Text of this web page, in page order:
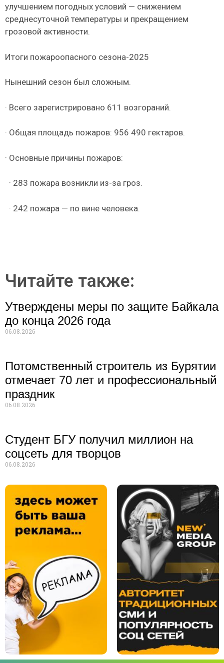
улучшением погодных условий — снижением
среднесуточной температуры и прекращением
грозовой активности.
Итоги пожароопасного сезона-2025
Нынешний сезон был сложным.
· Всего зарегистрировано 611 возгораний.
· Общая площадь пожаров: 956 490 гектаров.
· Основные причины пожаров:
· 283 пожара возникли из-за гроз.
· 242 пожара — по вине человека.
Читайте также:
Утверждены меры по защите Байкала
до конца 2026 года
06.08.2026
Потомственный строитель из Бурятии
отмечает 70 лет и профессиональный
праздник
06.08.2026
Студент БГУ получил миллион на
соцсеть для творцов
06.08.2026